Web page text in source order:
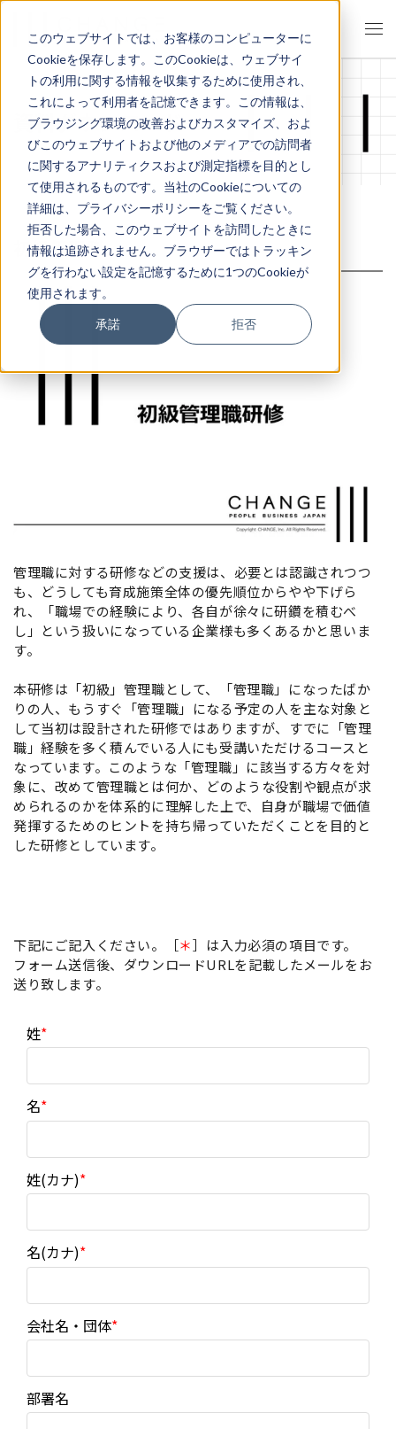
このウェブサイトでは、お客様のコンピューターに
Cookieを保存します。このCookieは、ウェブサイ
トの利用に関する情報を収集するために使用され、
これによって利用者を記憶できます。この情報は、
ブラウジング環境の改善およびカスタマイズ、およ
びこのウェブサイトおよび他のメディアでの訪問者
に関するアナリティクスおよび測定指標を目的とし
て使用されるものです。当社のCookieについての
詳細は、プライバシーポリシーをご覧ください。
拒否した場合、このウェブサイトを訪問したときに
情報は追跡されません。ブラウザーではトラッキン
グを行わない設定を記憶するために1つのCookieが
使用されます。
承諾 拒否
資料ダウンロード
初級管理職
管理職に対する研修などの支援は、必要とは認識されつつ
も、どうしても育成施策全体の優先順位からやや下げら
れ、「職場での経験により、各自が徐々に研鑽を積むべ
し」という扱いになっている企業様も多くあるかと思いま
す。
本研修は「初級」管理職として、「管理職」になったばか
りの人、もうすぐ「管理職」になる予定の人を主な対象と
して当初は設計された研修ではありますが、すでに「管理
職」経験を多く積んでいる人にも受講いただけるコースと
なっています。このような「管理職」に該当する方々を対
象に、改めて管理職とは何か、どのような役割や観点が求
められるのかを体系的に理解した上で、自身が職場で価値
発揮するためのヒントを持ち帰っていただくことを目的と
した研修としています。
下記にご記入ください。［＊］は入力必須の項目です。
フォーム送信後、ダウンロードURLを記載したメールをお
送り致します。